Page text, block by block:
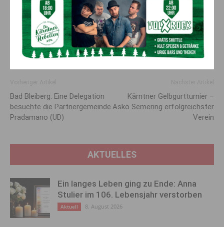
dauerhaft zu reaktivieren. Auf Basis der vorliegenden
Ergebnisse der ersten Testzüge sollen mit dem
Verkehrsministerium und den ÖBB Verhandlungen starten. “Ich
stehe hinter der Region, damit künftig wieder dauerhaft Züge
fahren”, betont Schuschnig.
Bad Bleiberg: Eine Delegation
besuchte die Partnergemeinde
Pradamano (UD)
Kärntner Gelbgurtturnier –
Askö Semering erfolgreichster
Verein
AKTUELLES
Ein langes Leben ging zu Ende: Anna
Stulier im 106. Lebensjahr verstorben
Aktuell 8. August 2026